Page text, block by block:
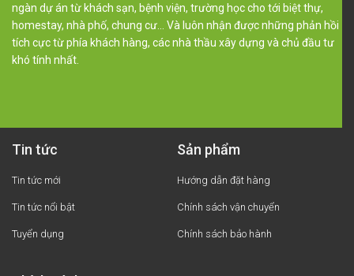
ngàn dự án từ khách sạn, bệnh viện, trường học cho tới biệt thự,
homestay, nhà phố, chung cư… Và luôn nhận được những phản hồi
tích cực từ phía khách hàng, các nhà thầu xây dựng và chủ đầu tư
khó tính nhất.
Tin tức
Tin tức mới
Tin tức nổi bật
Tuyển dụng
Sản phẩm
Hướng dẫn đặt hàng
Chính sách vận chuyển
Chính sách bảo hành